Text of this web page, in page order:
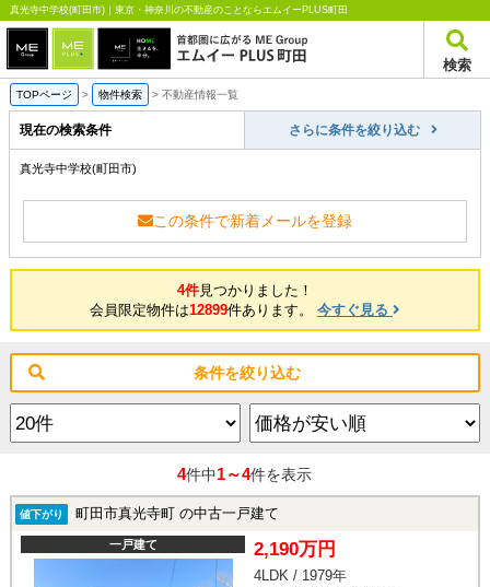
真光寺中学校(町田市)｜東京・神奈川の不動産のことならエムイーPLUS町田
検索
TOPページ > 物件検索 > 不動産情報一覧
現在の検索条件 さらに条件を絞り込む
真光寺中学校(町田市)
この条件で新着メールを登録
4件見つかりました！
会員限定物件は12899件あります。 今すぐ見る
条件を絞り込む
4件中1～4件を表示
値下がり 町田市真光寺町 の中古一戸建て
一戸建て 2,190万円
4LDK / 1979年